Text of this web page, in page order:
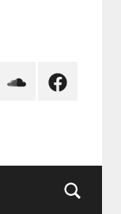
SoundCloudFacebook